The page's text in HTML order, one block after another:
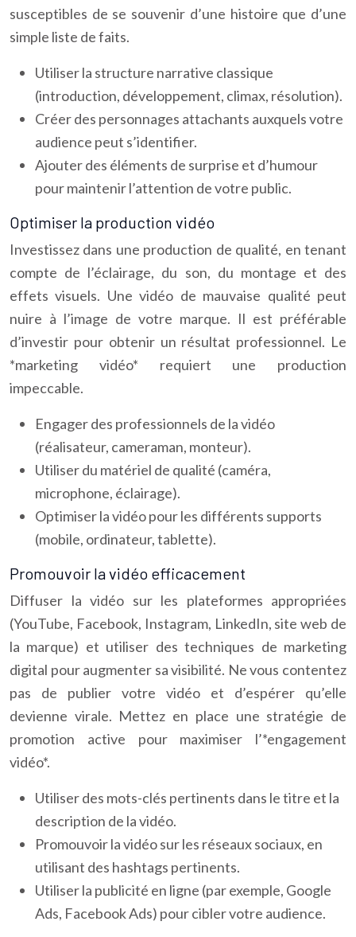
susceptibles de se souvenir d’une histoire que d’une
simple liste de faits.
Utiliser la structure narrative classique
(introduction, développement, climax, résolution).
Créer des personnages attachants auxquels votre
audience peut s’identifier.
Ajouter des éléments de surprise et d’humour
pour maintenir l’attention de votre public.
Optimiser la production vidéo
Investissez dans une production de qualité, en tenant
compte de l’éclairage, du son, du montage et des
effets visuels. Une vidéo de mauvaise qualité peut
nuire à l’image de votre marque. Il est préférable
d’investir pour obtenir un résultat professionnel. Le
*marketing vidéo* requiert une production
impeccable.
Engager des professionnels de la vidéo
(réalisateur, cameraman, monteur).
Utiliser du matériel de qualité (caméra,
microphone, éclairage).
Optimiser la vidéo pour les différents supports
(mobile, ordinateur, tablette).
Promouvoir la vidéo efficacement
Diffuser la vidéo sur les plateformes appropriées
(YouTube, Facebook, Instagram, LinkedIn, site web de
la marque) et utiliser des techniques de marketing
digital pour augmenter sa visibilité. Ne vous contentez
pas de publier votre vidéo et d’espérer qu’elle
devienne virale. Mettez en place une stratégie de
promotion active pour maximiser l’*engagement
vidéo*.
Utiliser des mots-clés pertinents dans le titre et la
description de la vidéo.
Promouvoir la vidéo sur les réseaux sociaux, en
utilisant des hashtags pertinents.
Utiliser la publicité en ligne (par exemple, Google
Ads, Facebook Ads) pour cibler votre audience.